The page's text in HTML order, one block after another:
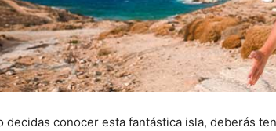
decidas conocer esta fantástica isla, deberás